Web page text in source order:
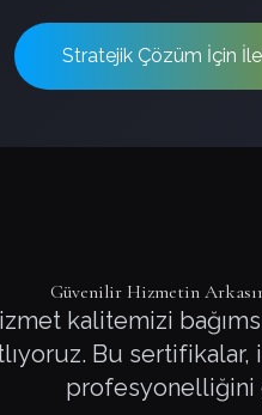
Stratejik Çözüm İçin
Güvenilir Hizmetin
kalitemizi
Bu sertifikalar,
profesyonelliğini